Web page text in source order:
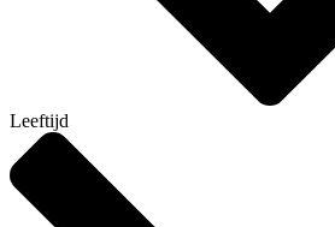
Leeftijd